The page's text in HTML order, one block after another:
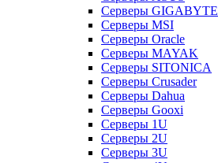
Серверы GIGABYTE
Серверы MSI
Серверы Oracle
Серверы MAYAK
Серверы SITONICA
Серверы Crusader
Серверы Dahua
Серверы Gooxi
Серверы 1U
Серверы 2U
Серверы 3U